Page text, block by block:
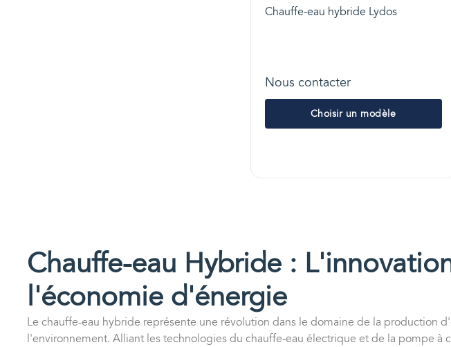
Chauffe-eau hybride Lydos
Nous contacter
Choisir un modèle
Chauffe-eau Hybride :
l'économie d'énergie
Le chauffe-eau hybride représente une révolution dans le domaine de la
l'environnement. Alliant les technologies du chauffe-eau électrique et de la pompe